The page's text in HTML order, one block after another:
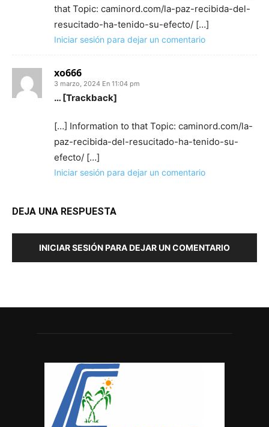
that Topic: caminord.com/la-paz-recibida-del-
resucitado-ha-tenido-su-efecto/ […]
Iniciar sesión para dejar un comentario
xo666
3 marzo, 2024 En 11:04 pm
… [Trackback]
[…] Information to that Topic: caminord.com/la-
paz-recibida-del-resucitado-ha-tenido-su-
efecto/ […]
Iniciar sesión para dejar un comentario
DEJA UNA RESPUESTA
INICIAR SESIÓN PARA DEJAR UN COMENTARIO